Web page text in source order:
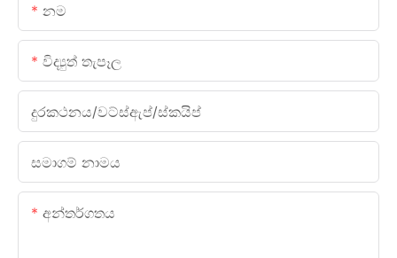
නම
විද්‍යුත් තැපෑල
දුරකථනය/වට්ස්ඇප්/ස්කයිප්
සමාගම් නාමය
අන්තර්ගතය